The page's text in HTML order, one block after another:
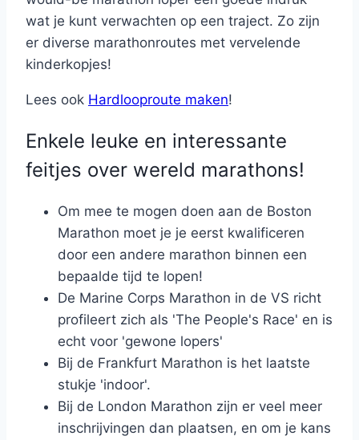
wat je kunt verwachten op een traject. Zo zijn
er diverse marathonroutes met vervelende
kinderkopjes!
Lees ook Hardlooproute maken!
Enkele leuke en interessante
feitjes over wereld marathons!
Om mee te mogen doen aan de Boston
Marathon moet je je eerst kwalificeren
door een andere marathon binnen een
bepaalde tijd te lopen!
De Marine Corps Marathon in de VS richt
profileert zich als 'The People's Race' en is
echt voor 'gewone lopers'
Bij de Frankfurt Marathon is het laatste
stukje 'indoor'.
Bij de London Marathon zijn er veel meer
inschrijvingen dan plaatsen, en om je kans